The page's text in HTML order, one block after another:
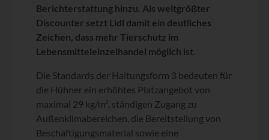
Berichterstattung hinzu. Als weltgrößter
Discounter setzt Lidl damit ein deutliches
Zeichen, dass mehr Tierschutz im
Lebensmitteleinzelhandel möglich ist.
Die Standards der Haltungsform 3 bedeuten für
die Hühner ein erhöhtes Platzangebot von
maximal 29 kg/m², ständigen Zugang zu
Außenklimabereichen, die Bereitstellung von
Beschäftigungsmaterial sowie eine